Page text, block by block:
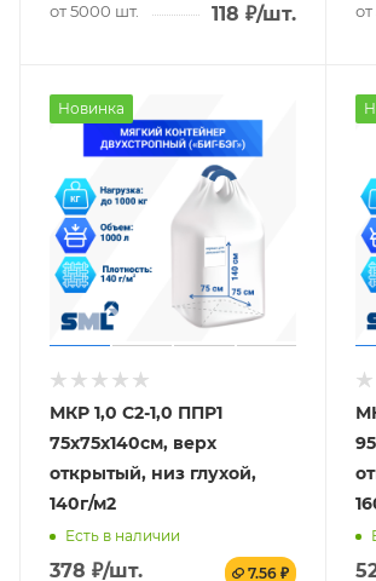
от 5000 шт. 118 ₽/шт.
Новинка
МКР 1,0 С2-1,0 ППР1
75х75х140см, верх
открытый, низ глухой,
140г/м2
Есть в наличии
378 ₽/шт. 7.56 ₽